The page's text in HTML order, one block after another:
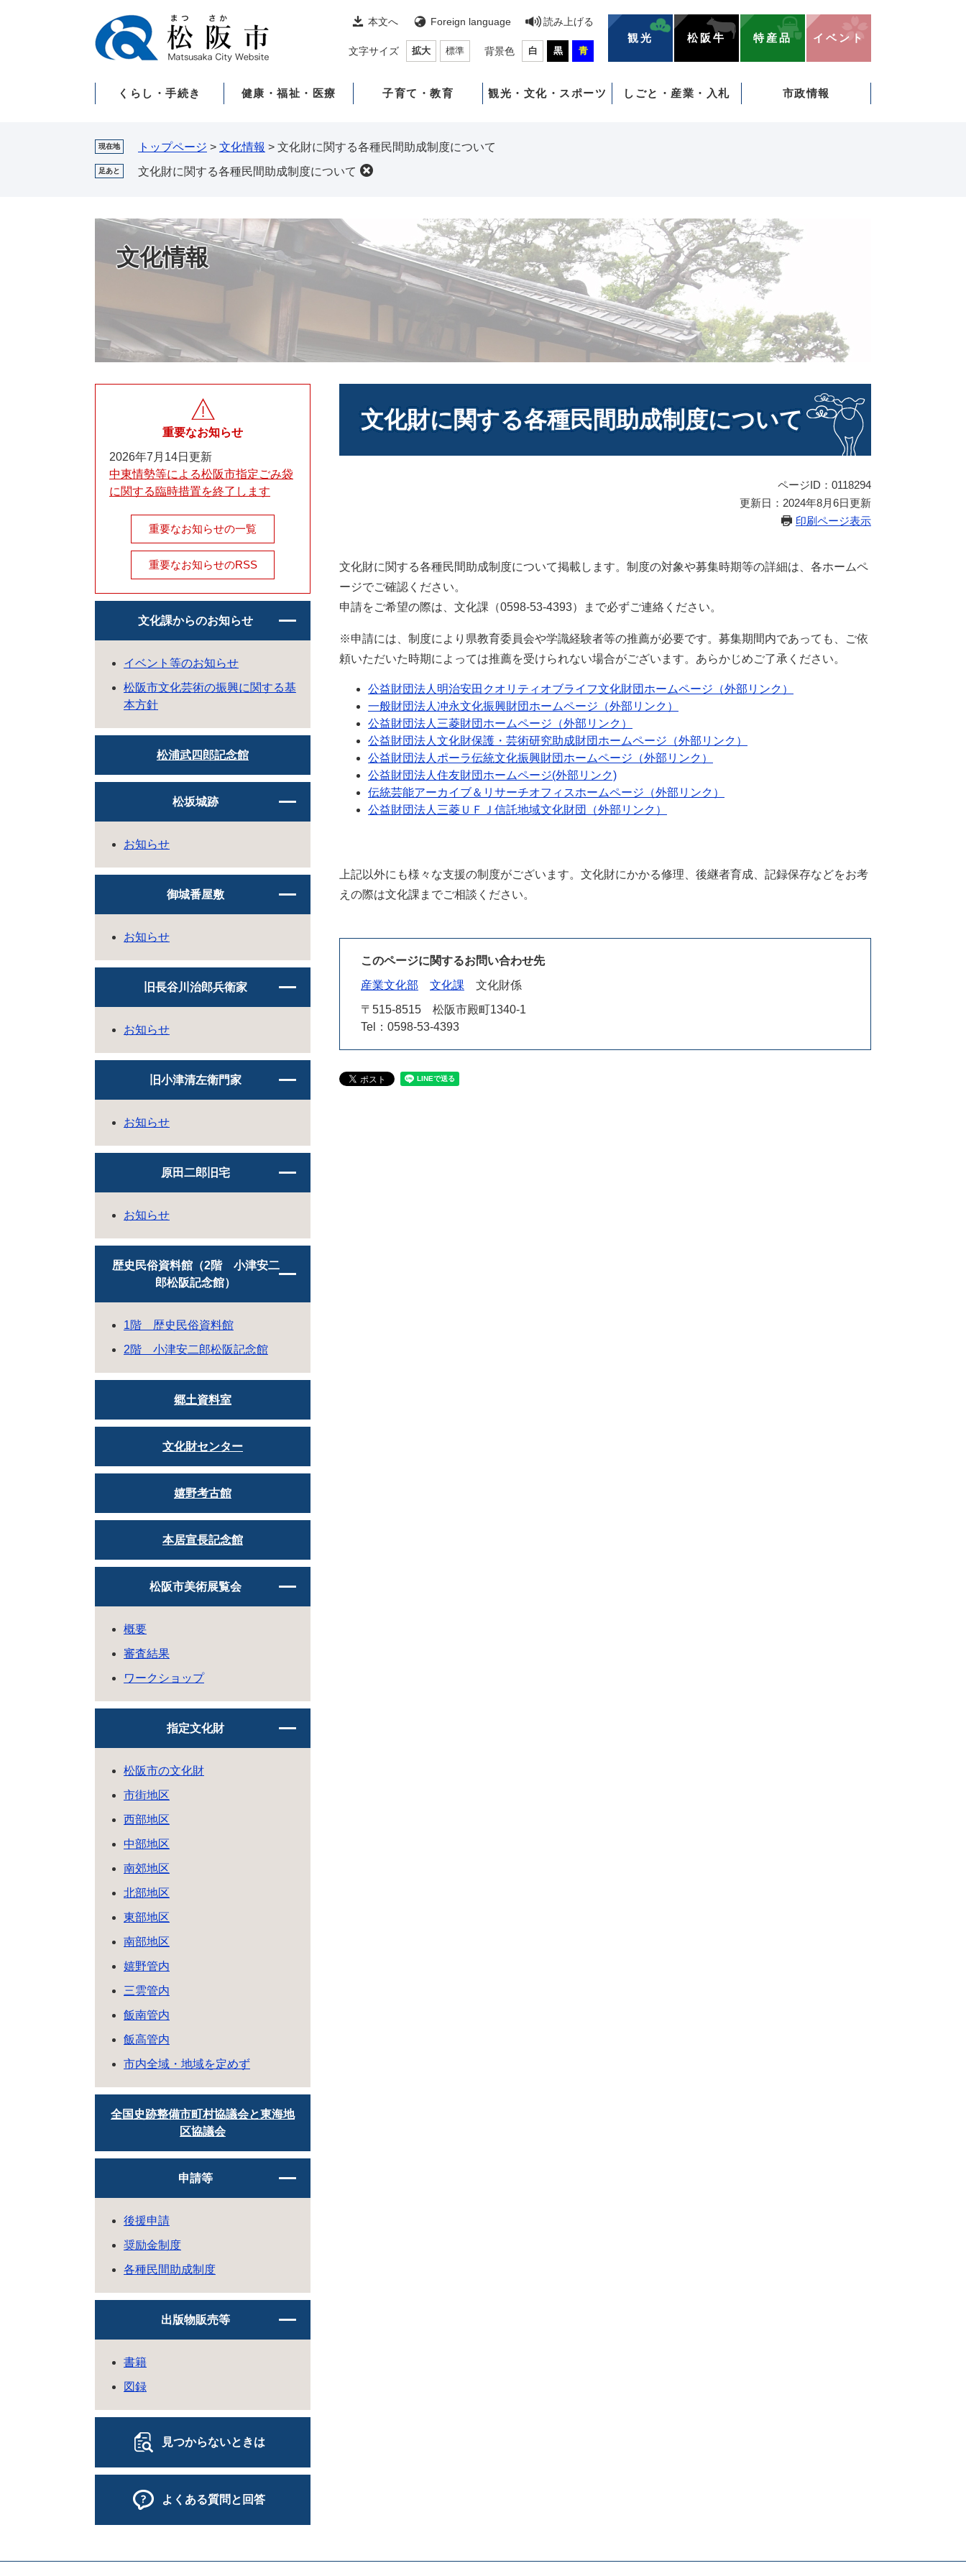
本文へ Foreign language 読み上げる
文字サイズ 拡大 標準 背景色 白 黒 青
観光 松阪牛 特産品 イベント
くらし・手続き 健康・福祉・医療 子育て・教育 観光・文化・スポーツ しごと・産業・入札 市政情報
現在地 トップページ > 文化情報 > 文化財に関する各種民間助成制度について
足あと 文化財に関する各種民間助成制度について
文化情報
文化財に関する各種民間助成制度について
ページID：0118294
更新日：2024年8月6日更新
印刷ページ表示
文化財に関する各種民間助成制度について掲載します。制度の対象や募集時期等の詳細は、各ホームペ
ージでご確認ください。
申請をご希望の際は、文化課（0598-53-4393）まで必ずご連絡ください。
※申請には、制度により県教育委員会や学識経験者等の推薦が必要です。募集期間内であっても、ご依
頼いただいた時期によっては推薦を受けられない場合がございます。あらかじめご了承ください。
公益財団法人明治安田クオリティオブライフ文化財団ホームページ（外部リンク）
一般財団法人冲永文化振興財団ホームページ（外部リンク）
公益財団法人三菱財団ホームページ（外部リンク）
公益財団法人文化財保護・芸術研究助成財団ホームページ（外部リンク）
公益財団法人ポーラ伝統文化振興財団ホームページ（外部リンク）
公益財団法人住友財団ホームページ(外部リンク)
伝統芸能アーカイブ＆リサーチオフィスホームページ（外部リンク）
公益財団法人三菱ＵＦＪ信託地域文化財団（外部リンク）
上記以外にも様々な支援の制度がございます。文化財にかかる修理、後継者育成、記録保存などをお考
えの際は文化課までご相談ください。
このページに関するお問い合わせ先
産業文化部
文化課
文化財係
〒515-8515
松阪市殿町1340-1
Tel：0598-53-4393
重要なお知らせ
2026年7月14日更新
中東情勢等による松阪市指定ごみ袋
に関する臨時措置を終了します
重要なお知らせの一覧
重要なお知らせのRSS
文化課からのお知らせ
イベント等のお知らせ
松阪市文化芸術の振興に関する基
本方針
松浦武四郎記念館
松坂城跡
お知らせ
御城番屋敷
お知らせ
旧長谷川治郎兵衛家
お知らせ
旧小津清左衛門家
お知らせ
原田二郎旧宅
お知らせ
歴史民俗資料館（2階 小津安二
郎松阪記念館）
1階 歴史民俗資料館
2階 小津安二郎松阪記念館
郷土資料室
文化財センター
嬉野考古館
本居宣長記念館
松阪市美術展覧会
概要
審査結果
ワークショップ
指定文化財
松阪市の文化財
市街地区
西部地区
中部地区
南郊地区
北部地区
東部地区
南部地区
嬉野管内
三雲管内
飯南管内
飯高管内
市内全域・地域を定めず
全国史跡整備市町村協議会と東海地
区協議会
申請等
後援申請
奨励金制度
各種民間助成制度
出版物販売等
書籍
図録
見つからないときは
よくある質問と回答